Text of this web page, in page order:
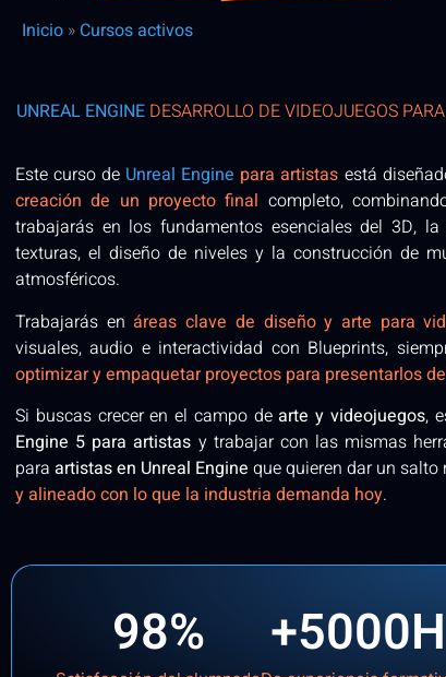
Inicio » Cursos activos
UNREAL ENGINE DESARROLLO DE VIDEOJUEGOS
Este curso de Unreal Engine para artistas está
creación de un proyecto final completo,
trabajarás en los fundamentos esenciales del 3D,
texturas, el diseño de niveles y la construcción de
atmosféricos.
Trabajarás enáreas clave de diseño y arte para
visuales, audio e interactividad con Blueprints,
optimizar y empaquetar proyectos para presentarlos
Si buscas crecer en el campo dearte y videojuegos,
Engine 5 para artistas y trabajar con las mismas
paraartistas en Unreal Engine que quieren dar un
y alineado con lo que la industria demanda hoy.
98% +5000H